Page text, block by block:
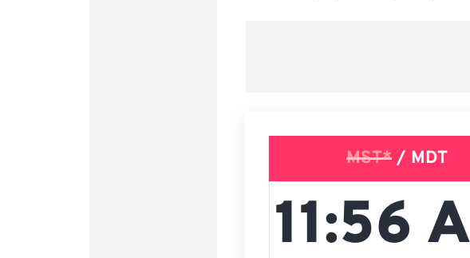
MST*/ MDT